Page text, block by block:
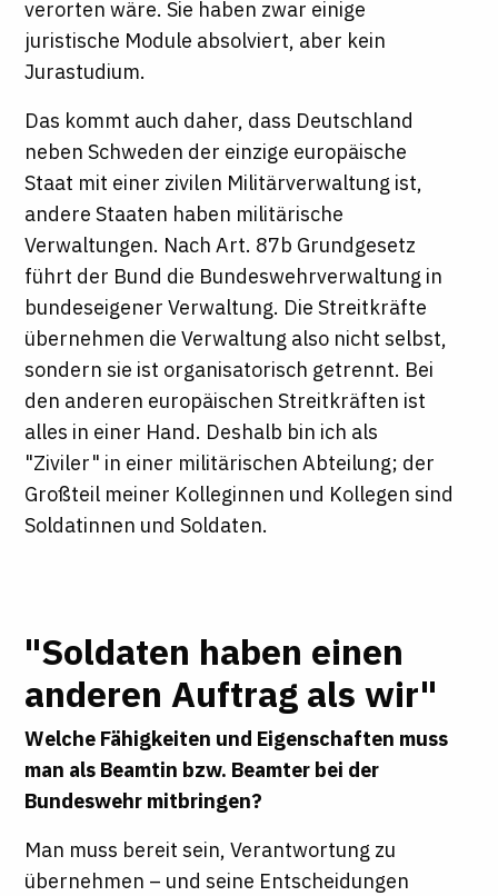
verorten wäre. Sie haben zwar einige
juristische Module absolviert, aber kein
Jurastudium.
Das kommt auch daher, dass Deutschland
neben Schweden der einzige europäische
Staat mit einer zivilen Militärverwaltung ist,
andere Staaten haben militärische
Verwaltungen. Nach Art. 87b Grundgesetz
führt der Bund die Bundeswehrverwaltung in
bundeseigener Verwaltung. Die Streitkräfte
übernehmen die Verwaltung also nicht selbst,
sondern sie ist organisatorisch getrennt. Bei
den anderen europäischen Streitkräften ist
alles in einer Hand. Deshalb bin ich als
"Ziviler" in einer militärischen Abteilung; der
Großteil meiner Kolleginnen und Kollegen sind
Soldatinnen und Soldaten.
"Soldaten haben einen
anderen Auftrag als wir"
Welche Fähigkeiten und Eigenschaften muss
man als Beamtin bzw. Beamter bei der
Bundeswehr mitbringen?
Man muss bereit sein, Verantwortung zu
übernehmen – und seine Entscheidungen